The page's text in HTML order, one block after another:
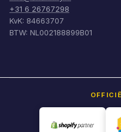
+31 6 26767298
KvK: 84663707
BTW: NL002188899B01